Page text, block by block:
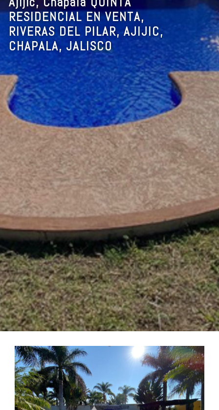
RESIDENCIAL EN VENTA,
RIVERAS DEL PILAR, AJIJIC,
CHAPALA, JALISCO